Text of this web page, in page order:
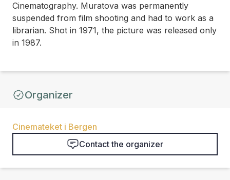
Cinematography. Muratova was permanently
suspended from film shooting and had to work as a
librarian. Shot in 1971, the picture was released only
in 1987.
Organizer
Cinemateket i Bergen
Contact the organizer